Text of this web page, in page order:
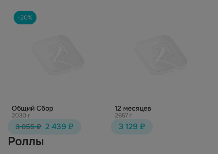
-20%
Общий Сбор
2030 г
3 055 ₽ 2 439 ₽
12 месяцев
2657 г
3 129 ₽
Роллы